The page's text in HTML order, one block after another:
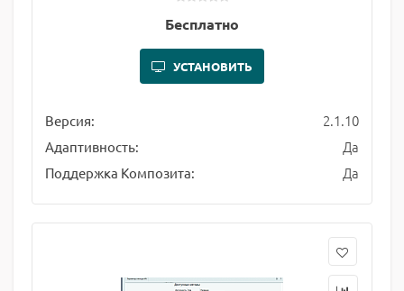
Бесплатно
УСТАНОВИТЬ
Версия: 2.1.10
Адаптивность: Да
Поддержка Композита: Да